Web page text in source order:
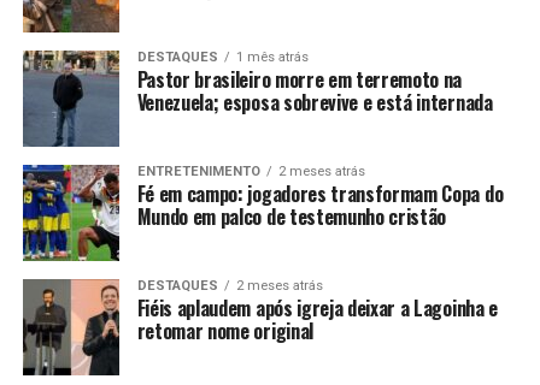
DESTAQUES 1 mês atrás
Pastor brasileiro morre em terremoto na
Venezuela; esposa sobrevive e está internada
ENTRETENIMENTO 2 meses atrás
Fé em campo: jogadores transformam Copa do
Mundo em palco de testemunho cristão
DESTAQUES 2 meses atrás
Fiéis aplaudem após igreja deixar a Lagoinha e
retomar nome original